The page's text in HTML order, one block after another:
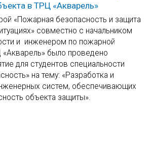
в ТРЦ «Акварель»
«Пожарная безопасность и защита
совместно с начальником
и инженером по пожарной
было проведено
для студентов специальности
на тему: «Разработка и
систем, обеспечивающих
объекта защиты».